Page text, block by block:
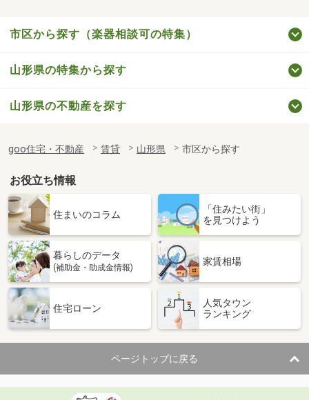
市区から探す（楽器相談可の特集）
山形県の特集から探す
山形県の不動産を探す
goo住宅・不動産 賃貸 山形県 市区から探す
お役立ち情報
住まいのコラム
「住みたい街」
を見つけよう
暮らしのデータ
(補助金・助成金情報)
家賃相場
住宅ローン
人気タウン
ランキング
ページトップに戻る